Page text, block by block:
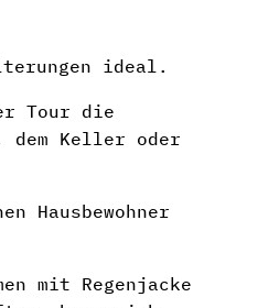
ideal.
Tour die
Keller oder
Hausbewohner
mit Regenjacke